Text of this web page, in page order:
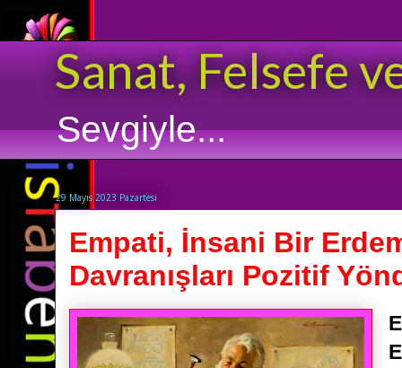
Sanat, Felsefe
Sevgiyle...
29 Mayıs 2023 Pazartesi
Empati, İnsani Bir
Davranışları Pozitif